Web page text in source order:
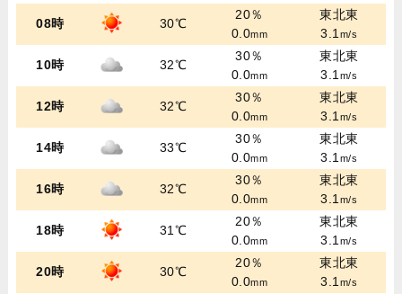
08時 30℃
20％
0.0mm
東北東
3.1m/s
10時 32℃
30％
0.0mm
東北東
3.1m/s
12時 32℃
30％
0.0mm
東北東
3.1m/s
14時 33℃
30％
0.0mm
東北東
3.1m/s
16時 32℃
30％
0.0mm
東北東
3.1m/s
18時 31℃
20％
0.0mm
東北東
3.1m/s
20時 30℃
20％
0.0mm
東北東
3.1m/s